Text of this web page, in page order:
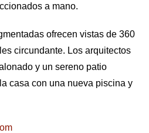
a mano.
ofrecen vistas de 360
circundante. Los arquitectos
y un sereno patio
casa con una nueva piscina y